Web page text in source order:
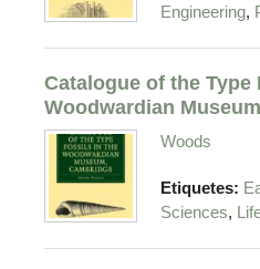
Engineering,
Catalogue of the
Woodwardian
Woods
Etiquetes:
Sciences,